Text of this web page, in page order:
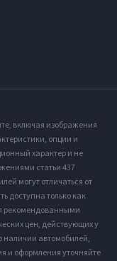
включая изображения
опции и
характер и не
статьи 437
могут отличаться от
доступна только как
рекомендованными
цен, действующих у
автомобилей,
и оформления уточняйте